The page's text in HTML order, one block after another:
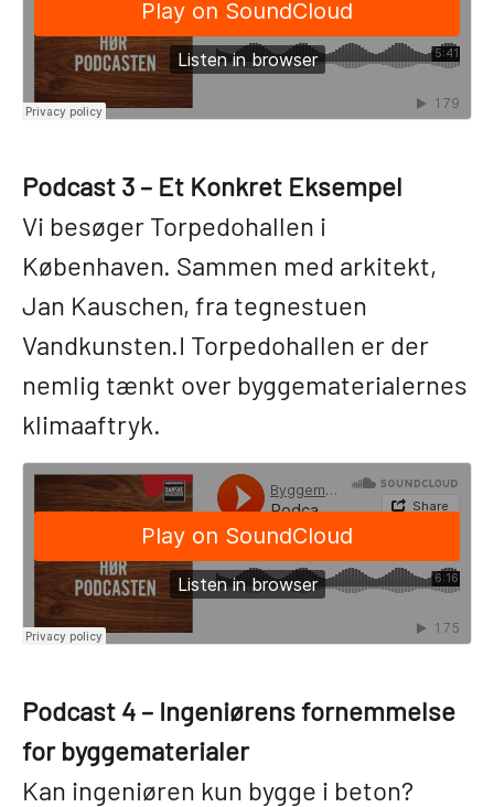
Podcast 3 – Et Konkret Eksempel
Vi besøger Torpedohallen i
Københaven. Sammen med arkitekt,
Jan Kauschen, fra tegnestuen
Vandkunsten.I Torpedohallen er der
nemlig tænkt over byggematerialernes
klimaaftryk.
Podcast 4 – Ingeniørens fornemmelse
for byggematerialer
Kan ingeniøren kun bygge i beton?